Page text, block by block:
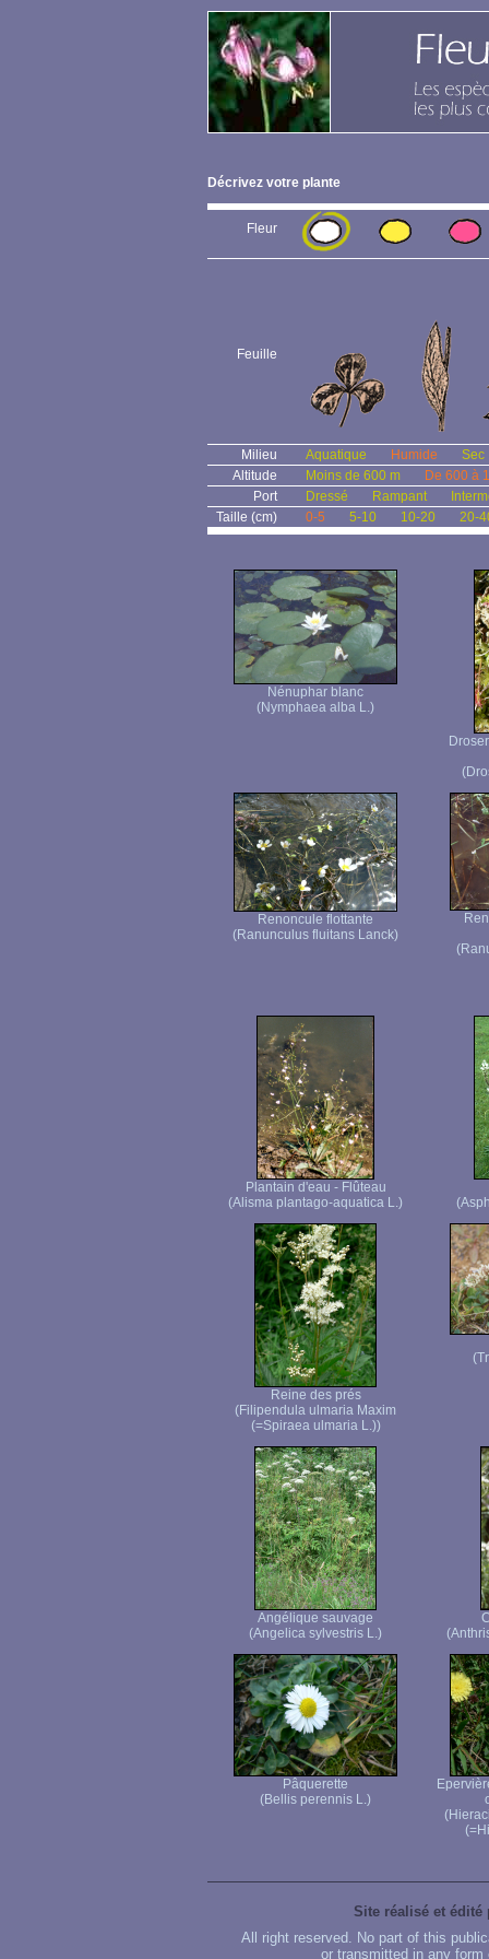
Décrivez votre plante
Fleur
Feuille
Milieu Aquatique Humide
Sec
Altitude
Moins de 600 m
De 600 à
Port
Dressé Rampant
Taille (cm)
0-5 5-10 10-20 20-
Nénuphar blanc
(Nymphaea alba L.)
Renoncule flottante
(Ranunculus fluitans Lanck)
Plantain d'eau - Flûteau
(Alisma plantago-aquatica L.)
Reine des prés
(Filipendula ulmaria Maxim
(=Spiraea ulmaria L.))
Angélique sauvage
(Angelica sylvestris L.)
Pâquerette
(Bellis perennis L.)
Site réalisé et édité
All right reserved. No part of this
or transmitted in any